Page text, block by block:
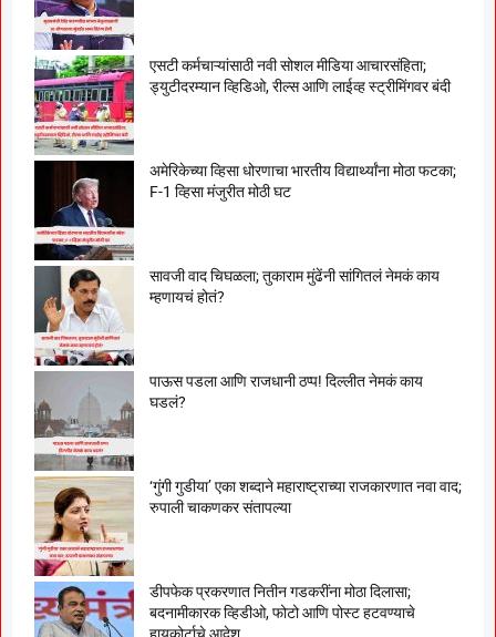
एसटी कर्मचाऱ्यांसाठी नवी सोशल मीडिया आचारसंहिता;
ड्युटीदरम्यान व्हिडिओ, रील्स आणि लाईव्ह स्ट्रीमिंगवर बंदी
अमेरिकेच्या व्हिसा धोरणाचा भारतीय विद्यार्थ्यांना मोठा फटका;
F-1 व्हिसा मंजुरीत मोठी घट
सावजी वाद चिघळला; तुकाराम मुंढेंनी सांगितलं नेमकं काय
म्हणायचं होतं?
पाऊस पडला आणि राजधानी ठप्प! दिल्लीत नेमकं काय
घडलं?
‘गुंगी गुडीया’ एका शब्दाने महाराष्ट्राच्या राजकारणात नवा वाद;
रुपाली चाकणकर संतापल्या
डीपफेक प्रकरणात नितीन गडकरींना मोठा दिलासा;
बदनामीकारक व्हिडीओ, फोटो आणि पोस्ट हटवण्याचे